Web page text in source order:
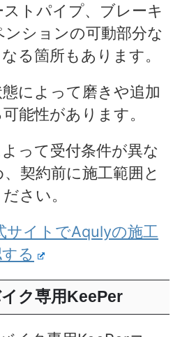
トパイプ、ブレーキ
ションの可動部分な
る箇所もあります。
によって磨きや追加
能性があります。
って受付条件が異な
契約前に施工範囲と
さい。
サイトでAqulyの施工
る
ク専用KeePer